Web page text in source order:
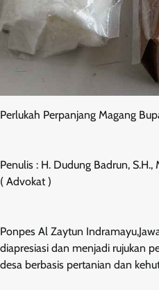
Perlukah Perpanjang Magang
Penulis : H. Dudung Badrun, S.H.,
( Advokat )
Ponpes Al Zaytun
diapresiasi dan menjadi rujukan
desa berbasis pertanian dan